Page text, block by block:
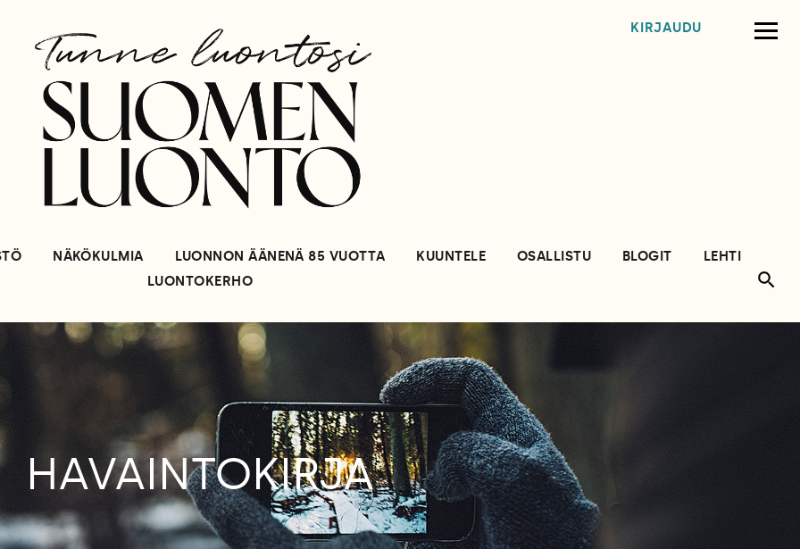
KIRJAUDU
NÄKÖKULMIA LUONNON ÄÄNENÄ 85 VUOTTA KUUNTELE OSALLISTU BLOGIT
LEHTI
LUONTOKERHO
HAVAINTOKIRJA